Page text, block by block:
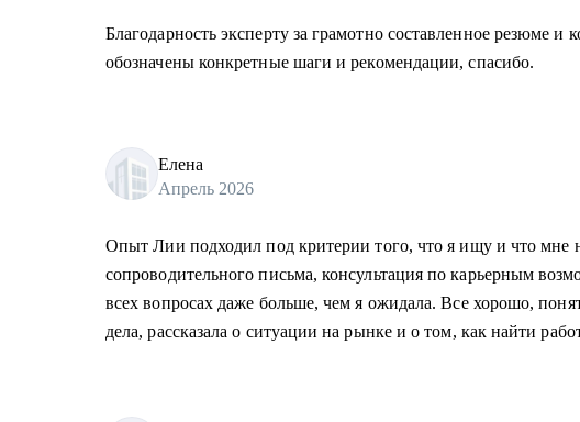
Благодарность эксперту за грамотно составленное резюме и
обозначены конкретные шаги и рекомендации, спасибо.
Елена
Апрель 2026
Опыт Лии подходил под критерии того, что я ищу и что мне
сопроводительного письма, консультация по карьерным
всех вопросах даже больше, чем я ожидала. Все хорошо,
дела, рассказала о ситуации на рынке и о том, как найти